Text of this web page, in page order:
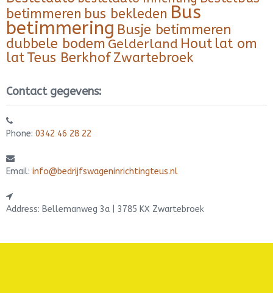
betimmeren bus bekleden Bus
betimmering Busje betimmeren
dubbele bodem Gelderland Hout lat om
latTeus BerkhofZwartebroek
Contact gegevens:
Phone: 0342 46 28 22
Email: info@bedrijfswageninrichtingteus.nl
Address: Bellemanweg 3a | 3785 KX Zwartebroek